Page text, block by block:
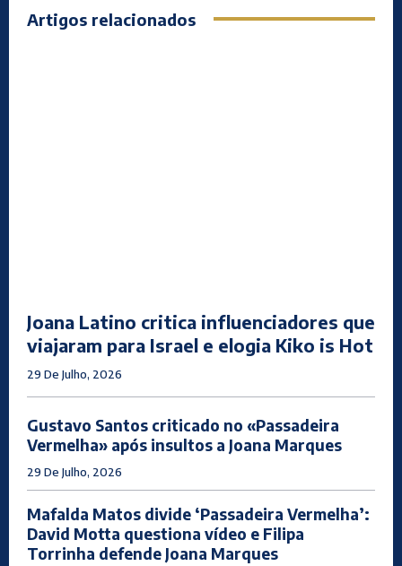
Artigos relacionados
Joana Latino critica influenciadores que
viajaram para Israel e elogia Kiko is Hot
29 De Julho, 2026
Gustavo Santos criticado no «Passadeira
Vermelha» após insultos a Joana Marques
29 De Julho, 2026
Mafalda Matos divide ‘Passadeira Vermelha’:
David Motta questiona vídeo e Filipa
Torrinha defende Joana Marques